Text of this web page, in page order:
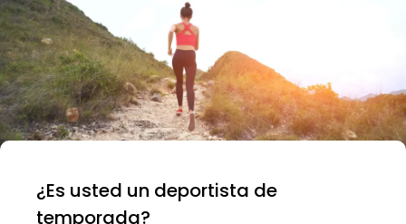
¿Es usted un deportista de
temporada?